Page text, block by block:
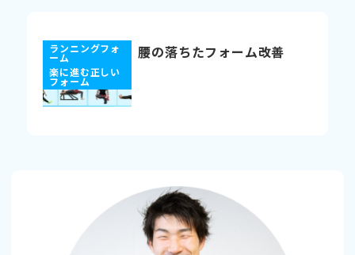
ランニングフォ
ーム
楽に進む正しい
フォーム
腰の落ちたフォーム改善